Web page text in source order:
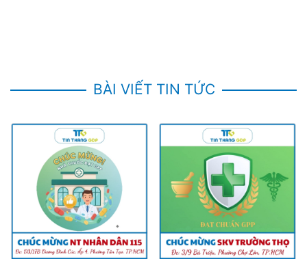
BÀI VIẾT TIN TỨC